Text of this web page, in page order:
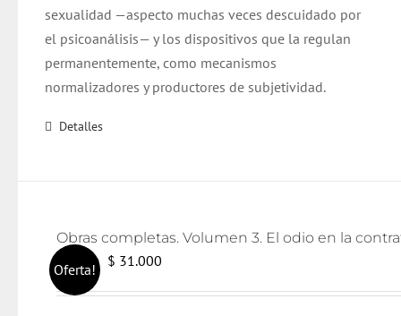
sexualidad —aspecto muchas veces descuidado por
el psicoanálisis— y los dispositivos que la regulan
permanentemente, como mecanismos
normalizadores y productores de subjetividad.
Detalles
Oferta!
$ 32.000
El
$ 31.000El